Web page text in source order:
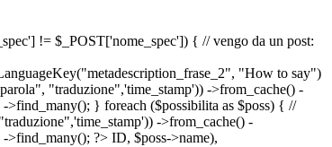
!= $_POST['nome_spec']) { // vengo da un post:
"How to say")
"traduzione",'time_stamp')) ->from_cache() -
} foreach ($possibilita as $poss) { //
->from_cache() -
>find_many(); ?> ID, $poss->name),